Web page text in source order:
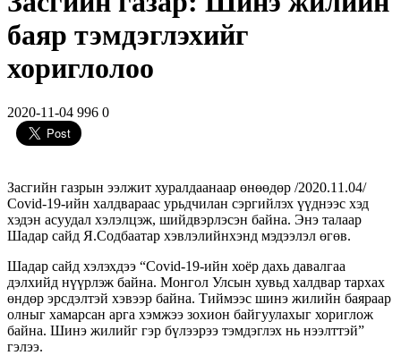
баяр тэмдэглэхийг
хориглолоо
2020-11-04 996 0
Засгийн газрын ээлжит хуралдаанаар өнөөдөр /2020.11.04/
Сovid-19-ийн халдвараас урьдчилан сэргийлэх үүднээс хэд
хэдэн асуудал хэлэлцэж, шийдвэрлэсэн байна. Энэ талаар
Шадар сайд Я.Содбаатар хэвлэлийнхэнд мэдээлэл өгөв.
Шадар сайд хэлэхдээ “Covid-19-ийн хоёр дахь давалгаа
дэлхийд нүүрлэж байна. Монгол Улсын хувьд халдвар тархах
өндөр эрсдэлтэй хэвээр байна. Тиймээс шинэ жилийн баяраар
олныг хамарсан арга хэмжээ зохион байгуулахыг хориглож
байна. Шинэ жилийг гэр бүлээрээ тэмдэглэх нь нээлттэй”
гэлээ.